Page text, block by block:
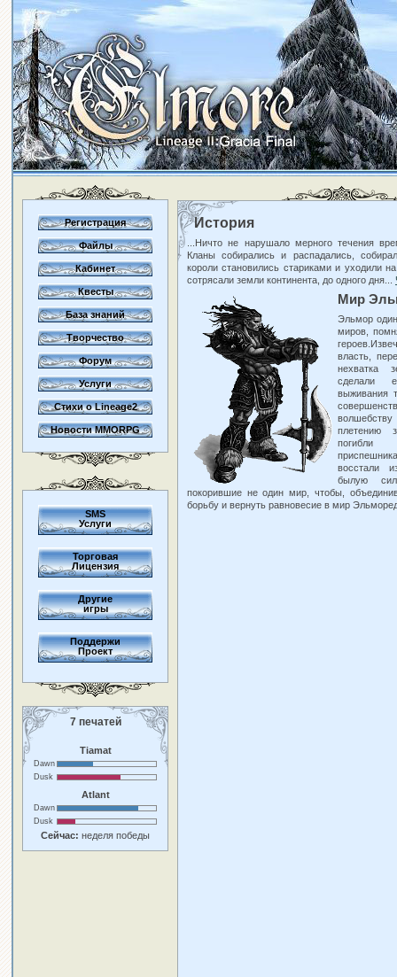
Регистрация
Файлы
Кабинет
Квесты
База знаний
Творчество
Форум
Услуги
Стихи о Lineage2
Новости MMORPG
SMS
Услуги
Торговая
Лицензия
Другие
игры
Поддержи
Проект
7 печатей
Tiamat
Dawn
Dusk
Atlant
Dawn
Dusk
Сейчас: неделя победы
История
...Ничто не нарушало мерного течения
Кланы собирались и распадались,
короли становились стариками и уходили
сотрясали земли континента, до одного дня...
Мир
Эльмор
миров,
власть,
нехватка
сделали
выживания
плетению
восстали
былую
покорившие не один мир, чтобы,
борьбу и вернуть равновесие в мир